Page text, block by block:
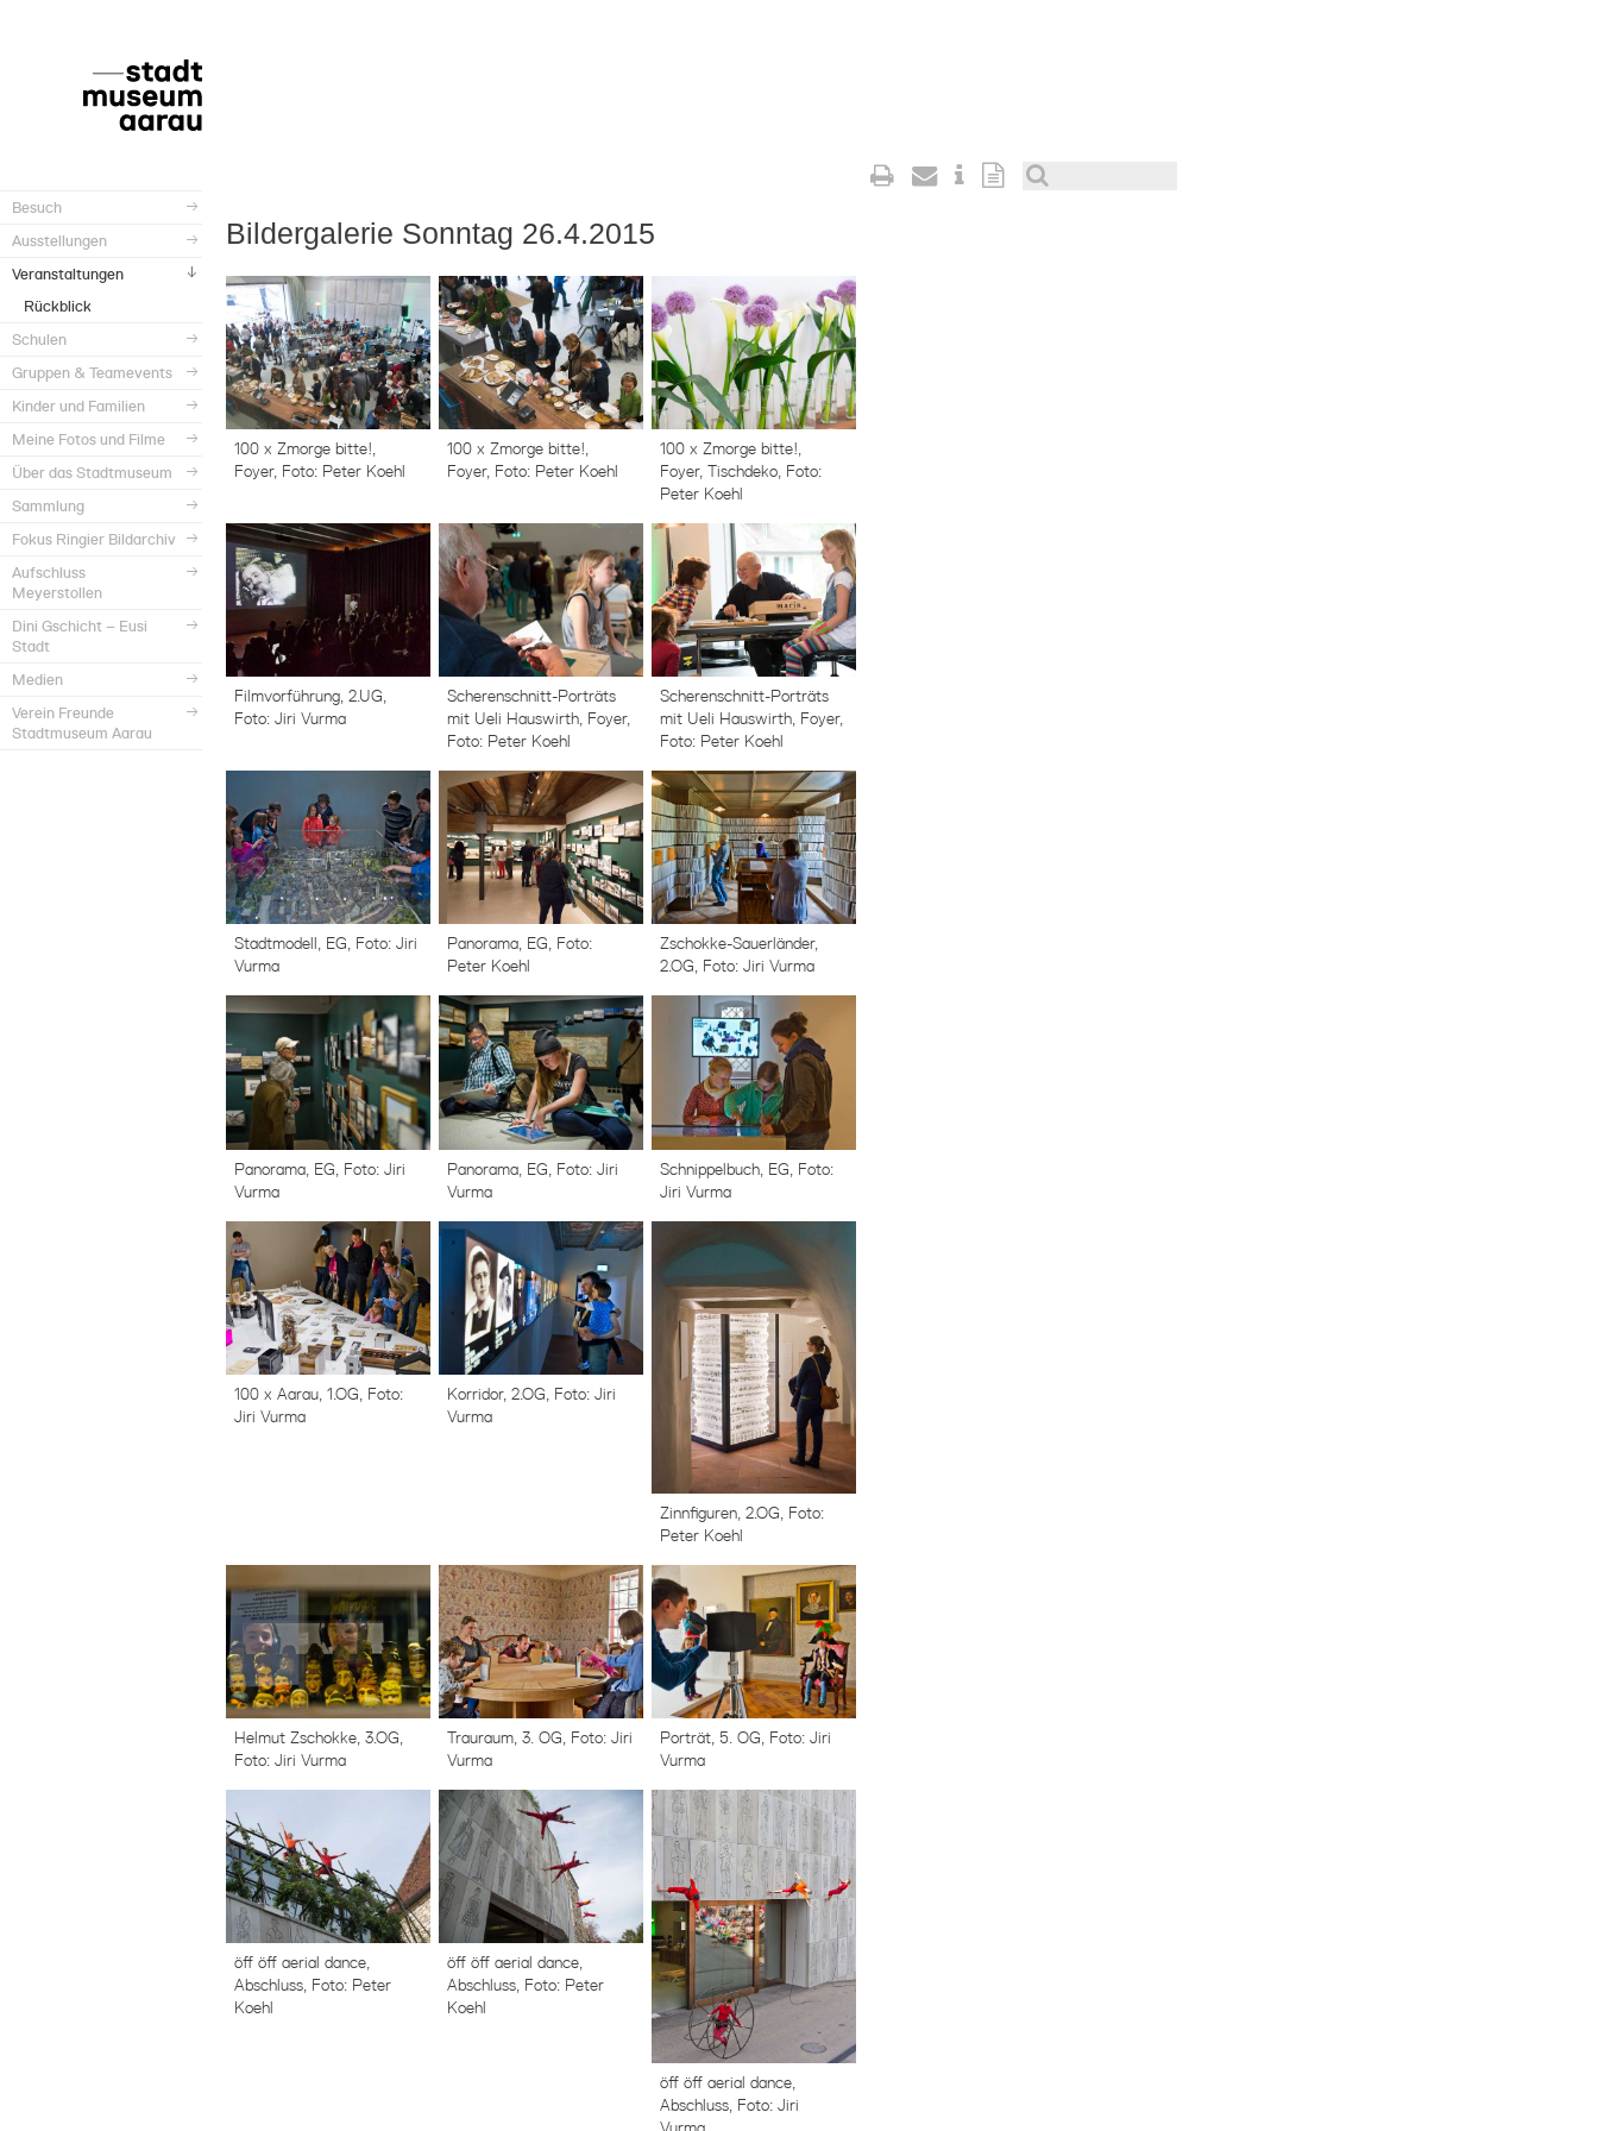
Besuch
Ausstellungen
Veranstaltungen
Rückblick
Schulen
Gruppen & Teamevents
Kinder und Familien
Meine Fotos und Filme
Über das Stadtmuseum
Sammlung
Fokus Ringier Bildarchiv
Aufschluss
Meyerstollen
Dini Gschicht – Eusi
Stadt
Medien
Verein Freunde
Stadtmuseum Aarau
Bildergalerie Sonntag 26.4.2015
100 x Zmorge bitte!,
Foyer, Foto: Peter Koehl
100 x Zmorge bitte!,
Foyer, Foto: Peter Koehl
100 x Zmorge bitte!,
Foyer, Tischdeko, Foto:
Peter Koehl
Filmvorführung, 2.UG,
Foto: Jiri Vurma
Scherenschnitt-Porträts
mit Ueli Hauswirth, Foyer,
Foto: Peter Koehl
Scherenschnitt-Porträts
mit Ueli Hauswirth, Foyer,
Foto: Peter Koehl
Stadtmodell, EG, Foto: Jiri
Vurma
Panorama, EG, Foto:
Peter Koehl
Zschokke-Sauerländer,
2.OG, Foto: Jiri Vurma
Panorama, EG, Foto: Jiri
Vurma
Panorama, EG, Foto: Jiri
Vurma
Schnippelbuch, EG, Foto:
Jiri Vurma
100 x Aarau, 1.OG, Foto:
Jiri Vurma
Korridor, 2.OG, Foto: Jiri
Vurma
Zinnfiguren, 2.OG, Foto:
Peter Koehl
Helmut Zschokke, 3.OG,
Foto: Jiri Vurma
Trauraum, 3. OG, Foto: Jiri
Vurma
Porträt, 5. OG, Foto: Jiri
Vurma
öff öff aerial dance,
Abschluss, Foto: Peter
Koehl
öff öff aerial dance,
Abschluss, Foto: Peter
Koehl
öff öff aerial dance,
Abschluss, Foto: Jiri
Vurma